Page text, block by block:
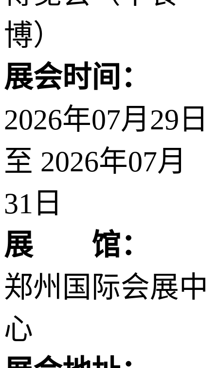
博）
展会时间：
2026年07月29日
至 2026年07月
31日
展 馆：
郑州国际会展中
心